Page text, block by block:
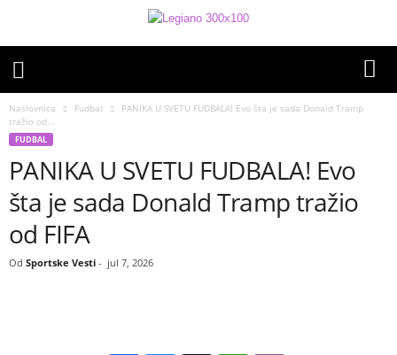
Naslovnica Fudbal
PANIKA U SVETU FUDBALA! Evo šta je sada Donald Tramp
tražio od...
FUDBAL
PANIKA U SVETU FUDBALA! Evo
šta je sada Donald Tramp tražio
od FIFA
Od Sportske Vesti - jul 7, 2026